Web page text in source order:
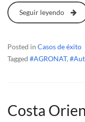
Seguir leyendo
Posted in Casos de éxito
Tagged #AGRONAT,
Costa